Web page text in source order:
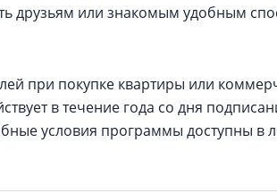
друзьям или знакомым удобным
при покупке квартиры или
в течение года со дня
условия программы доступны в